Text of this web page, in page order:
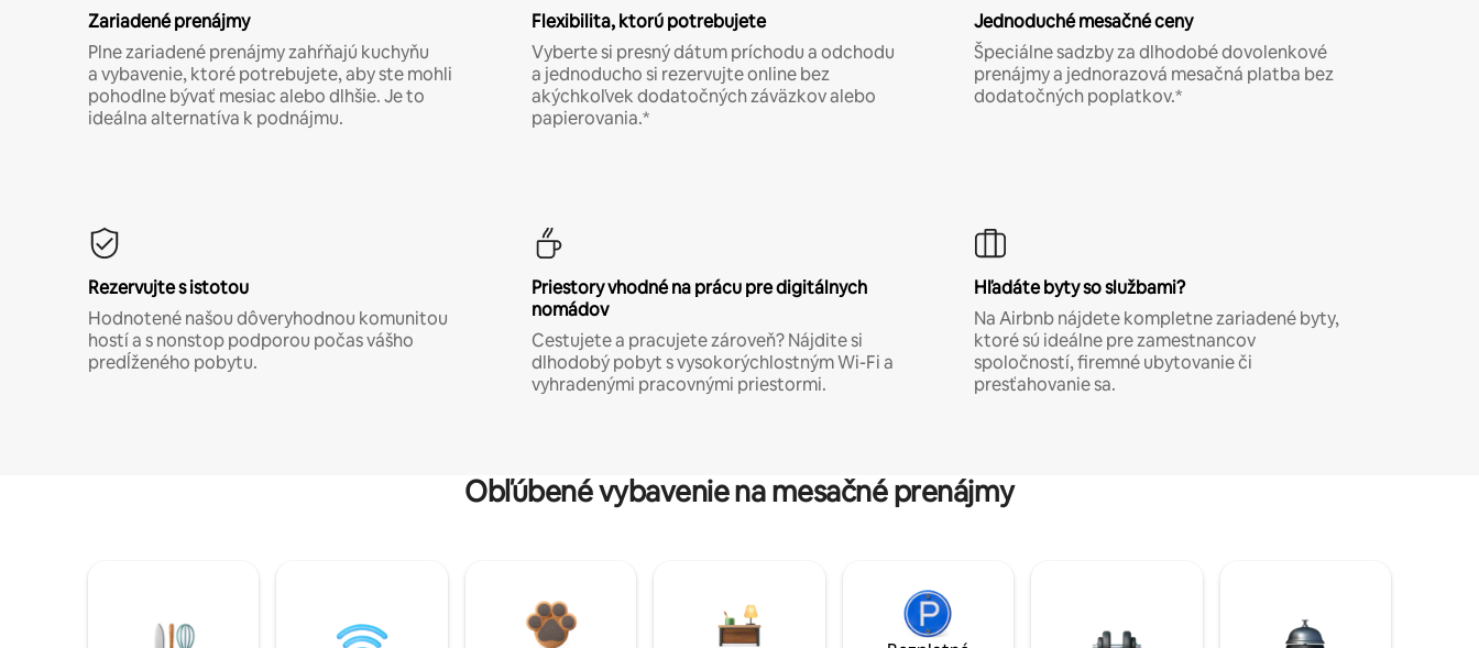
Zariadené prenájmy
Plne zariadené prenájmy zahŕňajú kuchyňu
a vybavenie, ktoré potrebujete, aby ste mohli
pohodlne bývať mesiac alebo dlhšie. Je to
ideálna alternatíva k podnájmu.
Flexibilita, ktorú potrebujete
Vyberte si presný dátum príchodu a odchodu
a jednoducho si rezervujte online bez
akýchkoľvek dodatočných záväzkov alebo
papierovania.*
Jednoduché mesačné ceny
Špeciálne sadzby za dlhodobé dovolenkové
prenájmy a jednorazová mesačná platba bez
dodatočných poplatkov.*
Rezervujte s istotou
Hodnotené našou dôveryhodnou komunitou
hostí a s nonstop podporou počas vášho
predĺženého pobytu.
Priestory vhodné na prácu pre digitálnych
nomádov
Cestujete a pracujete zároveň? Nájdite si
dlhodobý pobyt s vysokorýchlostným Wi-Fi a
vyhradenými pracovnými priestormi.
Hľadáte byty so službami?
Na Airbnb nájdete kompletne zariadené byty,
ktoré sú ideálne pre zamestnancov
spoločností, firemné ubytovanie či
presťahovanie sa.
Obľúbené vybavenie na mesačné prenájmy